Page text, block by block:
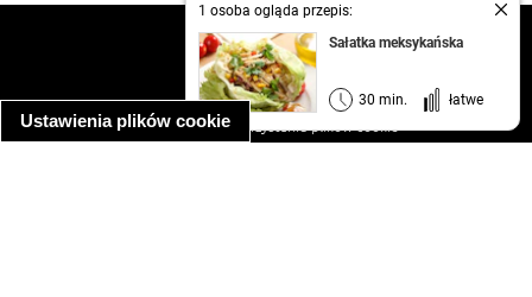
Ustawienia plików cookie
1 osoba ogląda przepis:
Sałatka meksykańska
30 min. łatwe
kontakt
regulamin
informacja o prywatności
informacja o wykorzystaniu plików cookie